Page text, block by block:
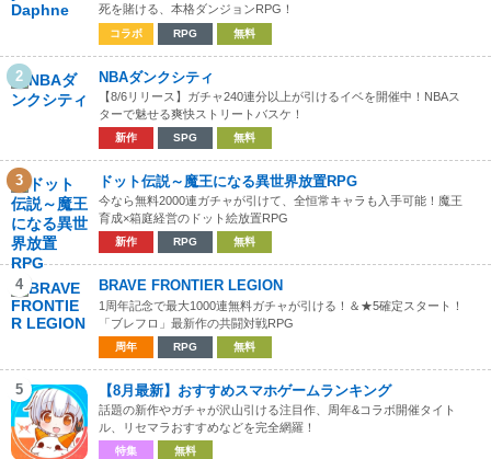
死を賭ける、本格ダンジョンRPG！
コラボ RPG 無料
2 NBAダンクシティ
【8/6リリース】ガチャ240連分以上が引けるイベを開催中！NBAス
ターで魅せる爽快ストリートバスケ！
新作 SPG 無料
3 ドット伝説～魔王になる異世界放置RPG
今なら無料2000連ガチャが引けて、全恒常キャラも入手可能！魔王
育成×箱庭経営のドット絵放置RPG
新作 RPG 無料
4 BRAVE FRONTIER LEGION
1周年記念で最大1000連無料ガチャが引ける！＆★5確定スタート！
「ブレフロ」最新作の共闘対戦RPG
周年 RPG 無料
5 【8月最新】おすすめスマホゲームランキング
話題の新作やガチャが沢山引ける注目作、周年&コラボ開催タイト
ル、リセマラおすすめなどを完全網羅！
特集 無料